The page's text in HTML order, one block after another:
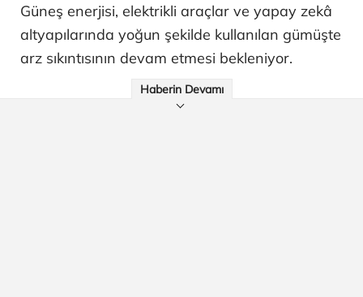
Güneş enerjisi, elektrikli araçlar ve yapay zekâ
altyapılarında yoğun şekilde kullanılan gümüşte
arz sıkıntısının devam etmesi bekleniyor.
Haberin Devamı